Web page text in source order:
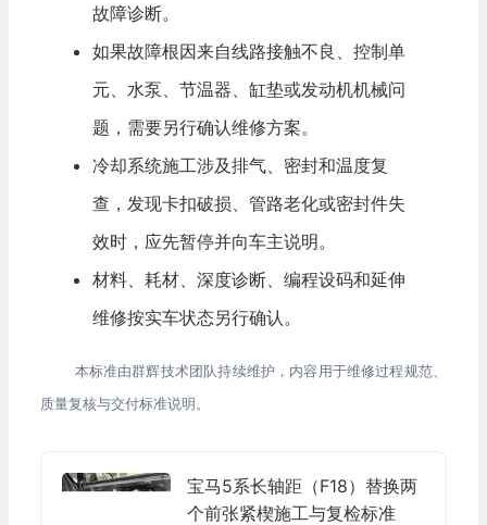
故障诊断。
如果故障根因来自线路接触不良、控制单
元、水泵、节温器、缸垫或发动机机械问
题，需要另行确认维修方案。
冷却系统施工涉及排气、密封和温度复
查，发现卡扣破损、管路老化或密封件失
效时，应先暂停并向车主说明。
材料、耗材、深度诊断、编程设码和延伸
维修按实车状态另行确认。
本标准由群辉技术团队持续维护，内容用于维修过程规范、
质量复核与交付标准说明。
宝马5系长轴距（F18）替换两
个前张紧楔施工与复检标准